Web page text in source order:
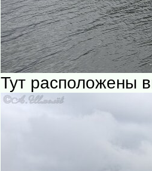
Тут расположены